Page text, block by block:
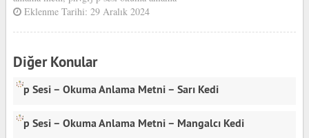
Eklenme Tarihi: 29 Aralık 2024
Diğer Konular
p Sesi – Okuma Anlama Metni – Sarı Kedi
p Sesi – Okuma Anlama Metni – Mangalcı Kedi